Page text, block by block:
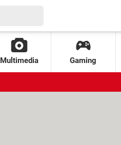
Multimedia Gaming